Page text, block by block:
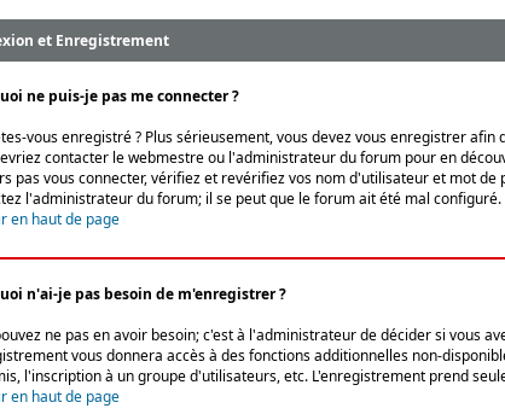
et Enregistrement
ne puis-je pas me connecter ?
vous enregistré ? Plus sérieusement, vous devez vous enregistrer
contacter le webmestre ou l'administrateur du forum pour en
pas vous connecter, vérifiez et revérifiez vos nom d'utilisateur et mot
l'administrateur du forum; il se peut que le forum ait été mal configuré.
en haut de page
n'ai-je pas besoin de m'enregistrer ?
ne pas en avoir besoin; c'est à l'administrateur de décider si vous
vous donnera accès à des fonctions additionnelles non-
l'inscription à un groupe d'utilisateurs, etc. L'enregistrement prend
en haut de page